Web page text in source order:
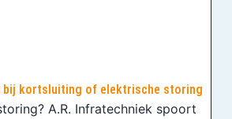
bij kortsluiting of elektrische storing
A.R. Infratechniek spoort